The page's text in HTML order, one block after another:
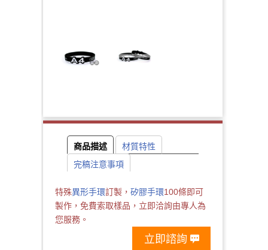
商品描述
材質特性
完稿注意事項
特殊異形手環訂製，矽膠手環100條即可
製作，免費索取樣品，立即洽詢由專人為
您服務。
立即諮詢